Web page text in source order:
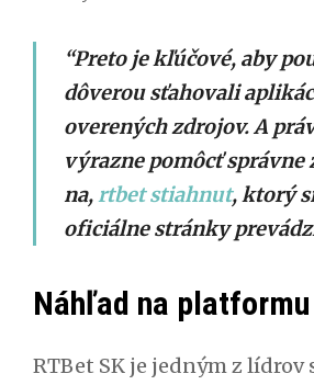
“Preto je kľúčové, aby
dôverou sťahovali
overených zdrojov. A
výrazne pomôcť správne
na,rtbet stiahnut, ktorý
oficiálne stránky
Náhľad na platformu
RTBet SK je jedným z lídrov